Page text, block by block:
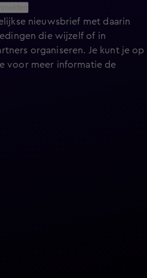
nieuwsbrief met daarin
die wijzelf of in
organiseren. Je kunt je op
voor meer informatie de